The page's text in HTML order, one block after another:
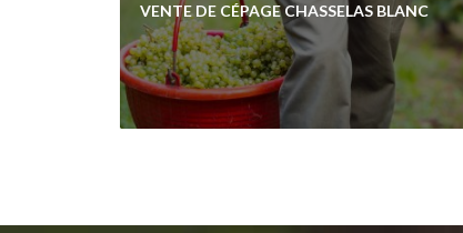
VENTE DE CÉPAGE CHASSELAS BLANC